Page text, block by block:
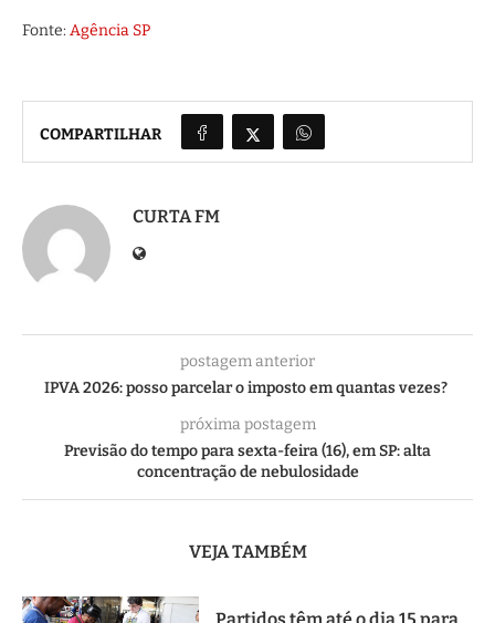
Fonte: Agência SP
COMPARTILHAR
CURTA FM
postagem anterior
IPVA 2026: posso parcelar o imposto em quantas vezes?
próxima postagem
Previsão do tempo para sexta-feira (16), em SP: alta
concentração de nebulosidade
VEJA TAMBÉM